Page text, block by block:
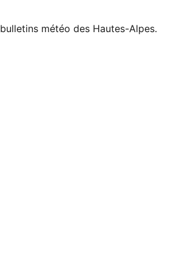
bulletins météo des Hautes-Alpes.